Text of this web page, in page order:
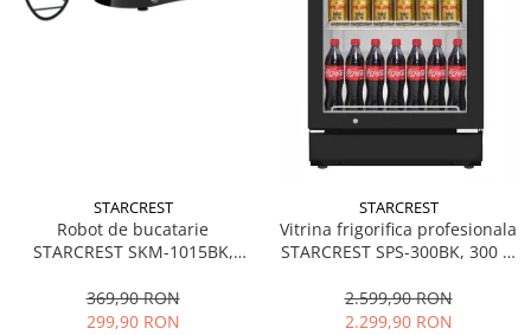
STARCREST
Robot de bucatarie
STARCREST SKM-1015BK,
Accesorii, 10 Viteze + Pulse,
Negru
369,90 RON
299,90 RON
STARCREST
Vitrina frigorifica profesionala
STARCREST SPS-300BK, 300 L,
LED, H 169.5 cm, Negru
2.599,90 RON
2.299,90 RON